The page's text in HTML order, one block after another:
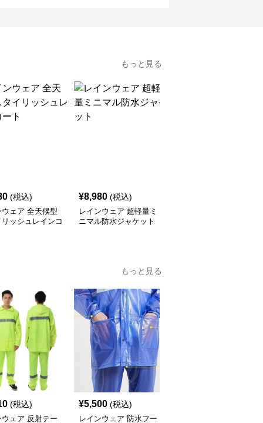
もっと見る
(税込)
ウェア 全天候型
リッシュレインコ
¥8,980 (税込)
レインウェア 超軽量ミ
ニマル防水ジャケット
もっと見る
(税込)
ウェア 反射テー
¥5,500 (税込)
レインウェア 防水フー